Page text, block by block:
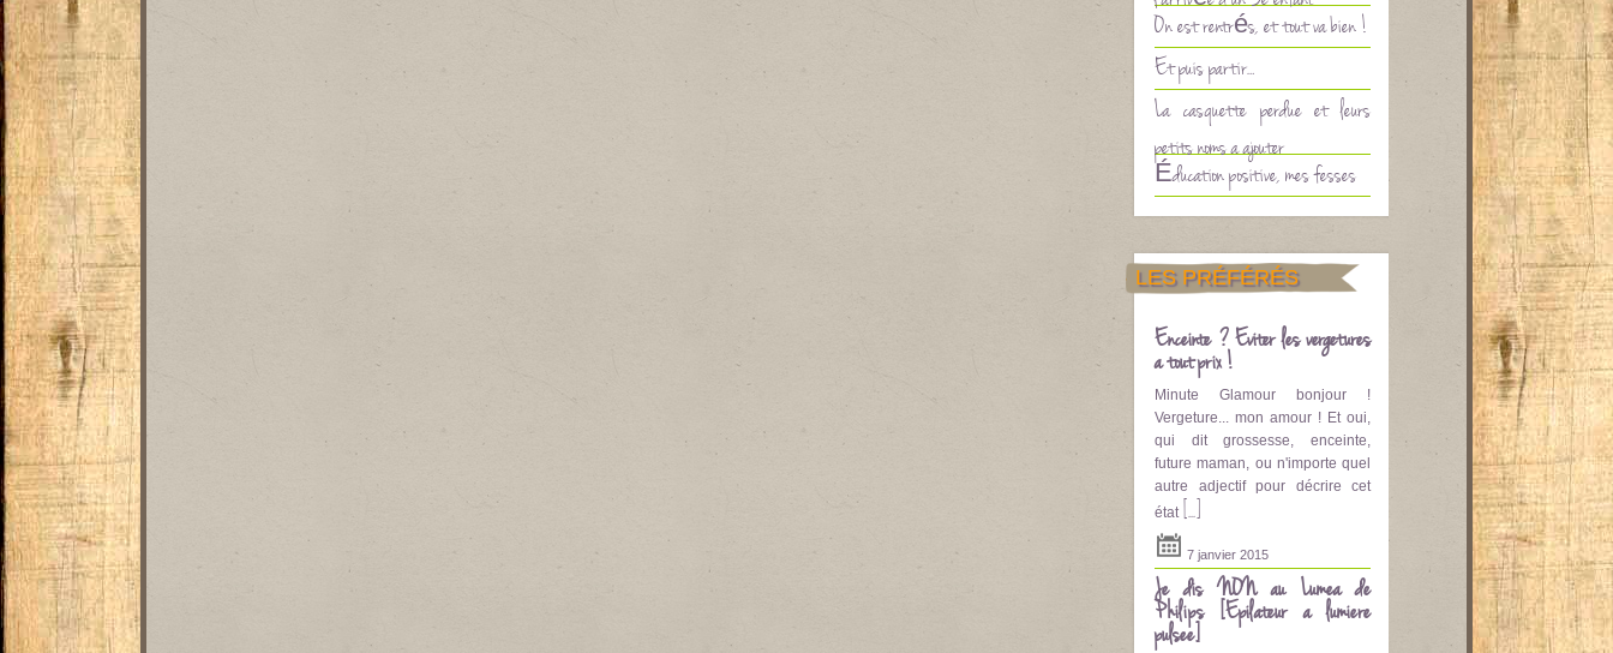
On est rentrés, et tout va bien !
Et puis partir…
La casquette perdue et leurs
Éducation positive, mes fesses
LES PRÉFÉRÉS
Enceinte ? Eviter les vergetures
à tout prix !
Minute Glamour bonjour !
Vergeture... mon amour ! Et oui,
qui dit grossesse, enceinte,
future maman, ou n'importe quel
autre adjectif pour décrire cet
état [...]
7 janvier 2015
Je dis NON au Lumea de
Philips [Epilateur a lumière
pulsee]